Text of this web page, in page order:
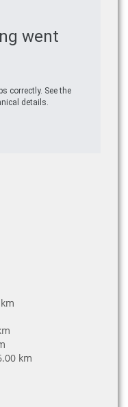
went
correctly. See the
details.
km